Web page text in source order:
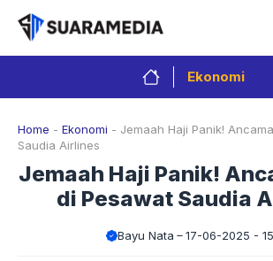
Langsung
isi
Ekonomi
Home - Ekonomi - Jemaah Haji Panik!
Saudia Airlines
Jemaah Haji Panik!
di Pesawat Saudia
Bayu Nata 17-06-2025 -